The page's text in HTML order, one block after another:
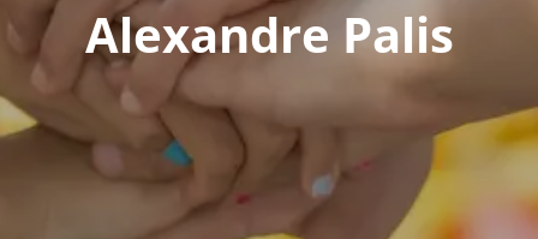
Alexandre Palis